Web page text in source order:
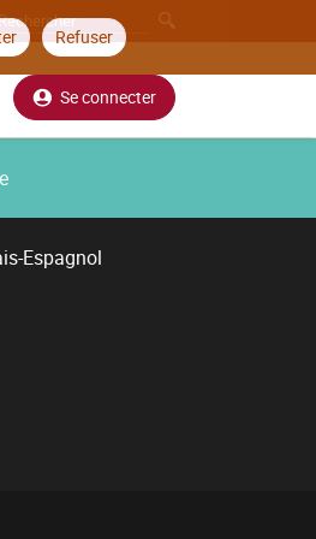
Refuser
Se connecter
Espagnol